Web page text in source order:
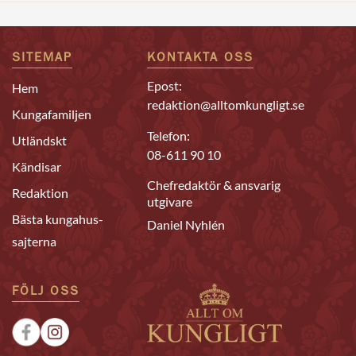
SITEMAP
Hem
Kungafamiljen
Utländskt
Kändisar
Redaktion
Bästa kungahus-
sajterna
KONTAKTA OSS
Epost:
redaktion@alltomkungligt.se
Telefon:
08-611 90 10
Chefredaktör & ansvarig
utgivare
Daniel Nyhlén
FÖLJ OSS